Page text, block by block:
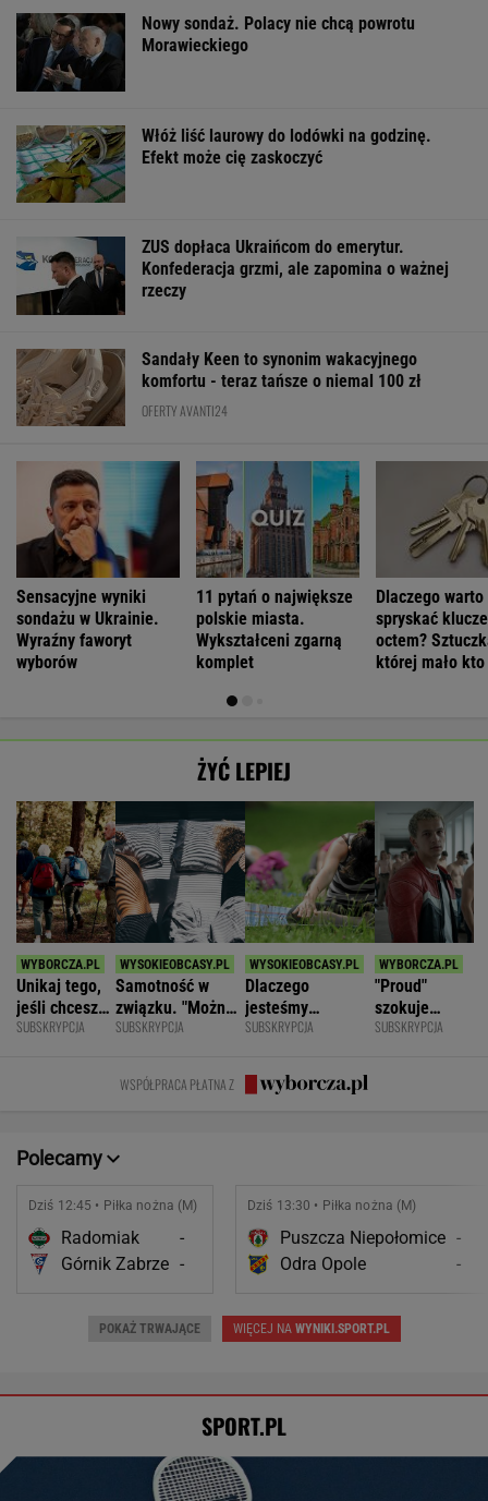
Nowy sondaż. Polacy nie chcą powrotu
Morawieckiego
Włóż liść laurowy do lodówki na godzinę.
Efekt może cię zaskoczyć
ZUS dopłaca Ukraińcom do emerytur.
Konfederacja grzmi, ale zapomina o ważnej
rzeczy
Sandały Keen to synonim wakacyjnego
komfortu - teraz tańsze o niemal 100 zł
OFERTY AVANTI24
Sensacyjne wyniki
sondażu w Ukrainie.
Wyraźny faworyt
wyborów
11 pytań o największe
polskie miasta.
Wykształceni zgarną
komplet
Dlaczego warto
spryskać klucze
octem?
której mało
ŻYĆ LEPIEJ
Unikaj tego,
jeśli chcesz
znacznie
SUBSKRYPCJA
Samotność w
związku. "Można
być kochaną i
się samotną"
SUBSKRYPCJA
Dlaczego
jesteśmy
permanentnie
same grzechy
główne"
SUBSKRYPCJA
"Proud"
szokuje
odważnymi
SUBSKRYPCJA
WSPÓŁPRACA PŁATNA Z
Polecamy
Dziś 12:45 • Piłka nożna (M)
Radomiak
-
Górnik Zabrze -
Dziś 13:30 • Piłka nożna (M)
Puszcza Niepołomice -
Odra Opole
-
POKAŻ TRWAJĄCE WIĘCEJ NAWYNIKI.SPORT.PL
SPORT.PL